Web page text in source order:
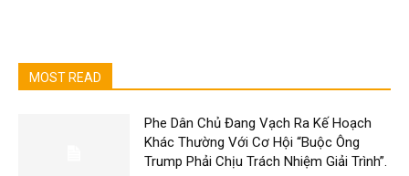
MOST READ
Phe Dân Chủ Đang Vạch Ra Kế Hoạch
Khác Thường Với Cơ Hội “Buộc Ông
Trump Phải Chịu Trách Nhiệm Giải Trình”.